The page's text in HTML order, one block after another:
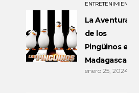
ENTRETENIMIENTO
La Aventura
de los
Pingüinos en
Madagascar
enero 25, 2024